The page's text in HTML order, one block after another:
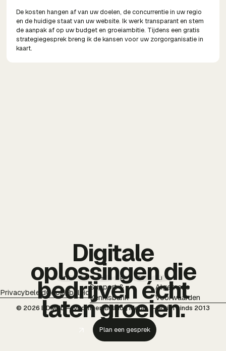
De kosten hangen af van uw doelen, de concurrentie in uw regio
en de huidige staat van uw website. Ik werk transparant en stem
de aanpak af op uw budget en groeiambitie. Tijdens een gratis
strategiegesprek breng ik de kansen voor uw zorgorganisatie in
kaart.
TT IG YT PI FB LI
PrivacybeleidCookiebeleid
Support &
Kennisbank
Algemene
Voorwaarden
© 2026 BDMNL — voorheen Bulldog Media — actief sinds 2013
Digitale
oplossingen die
bedrijven écht
laten groeien.
Plan een gesprek